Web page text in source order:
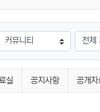
게시판그룹 검색
록
실 공지사항 공개자